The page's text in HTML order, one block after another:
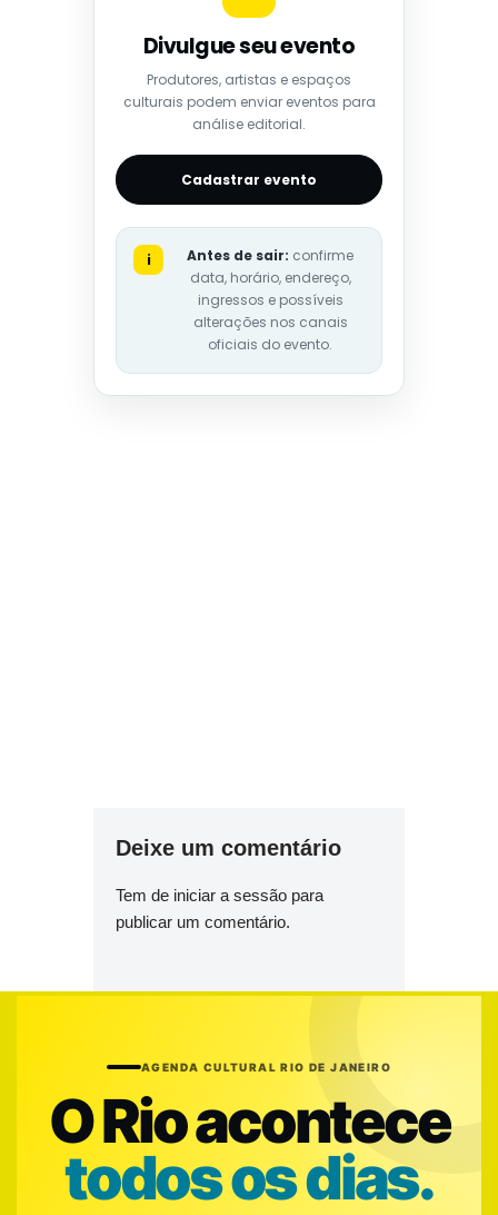
Divulgue seu evento
Produtores, artistas e espaços
culturais podem enviar eventos para
análise editorial.
Cadastrar evento
i Antes de sair: confirme
data, horário, endereço,
ingressos e possíveis
alterações nos canais
oficiais do evento.
Deixe um comentário
Tem de iniciar a sessão para
publicar um comentário.
AGENDA CULTURAL RIO DE JANEIRO
O Rio acontece
todos os dias.